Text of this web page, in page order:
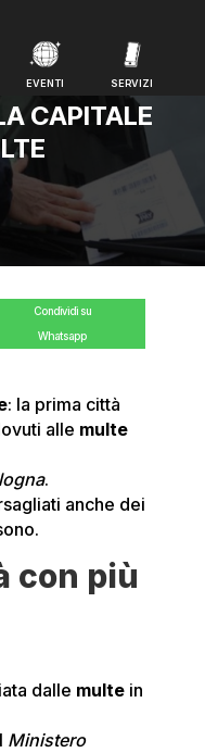
EVENTI SERVIZI
EVENTI SERVIZI
CAPITALE
Condividi su
Whatsapp
: la prima città
alle multe
.
anche dei
con più
dalle multein
Ministero